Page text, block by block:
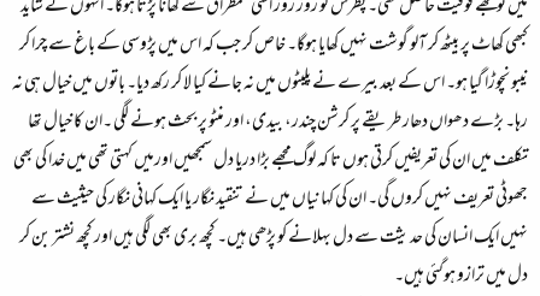
میں تو مجھے فوقیت حاصل تھی۔ پطرس کو روز روز اسی طمطراق سے کھانا پڑتا ہوگا۔ انہوں نے شاید
کبھی کھاٹ پر بیٹھ کر آلو گوشت نہیں کھایا ہوگا۔ خاص کر جب کہ اس میں پڑوسی کے باغ سے چرا کر
نیبو نچوڑا گیا ہو۔ اس کے بعد بیرے نے پلیٹوں میں نہ جانے کیا لا کر رکھ دیا۔ باتوں میں خیال ہی نہ
رہا۔ بڑے دھواں دھار طریقے پر کرشن چندر، بیدی، اور منٹو پر بحث ہونے لگی ۔ان کا خیال تھا
تکلف میں ان کی تعریفیں کرتی ہوں تا کہ لوگ مجھے بڑا دریا دل سمجھیں اورمیں کہتی تھی میں خدا کی بھی
جھوٹی تعریف نہیں کروں گی۔ ان کی کہانیاں میں نے تنقید نگار یا ایک کہانی نگار کی حیثیث سے
نہیں ایک انسان کی حدیثت سے دل بہلانے کو پڑھی ہیں۔ کچھ بری بھی لگی ہیں اور کچھ نشتر بن کر
دل میں ترازو ہوگئی ہیں۔